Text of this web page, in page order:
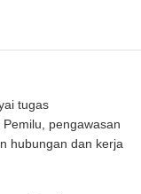
tugas
pengawasan
hubungan dan kerja